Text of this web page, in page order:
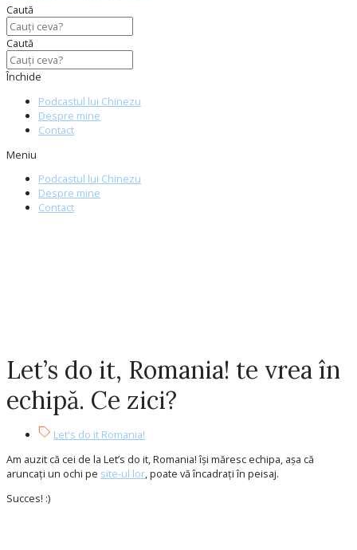
Caută
Caută
Închide
Podcastul lui Chinezu
Despre mine
Contact
Meniu
Podcastul lui Chinezu
Despre mine
Contact
Let’s do it, Romania! te vrea în
echipă. Ce zici?
Let's do it Romania!
Am auzit că cei de la Let’s do it, Romania! își măresc echipa, așa că
aruncați un ochi pe site-ul lor, poate vă încadrați în peisaj.
Succes! :)